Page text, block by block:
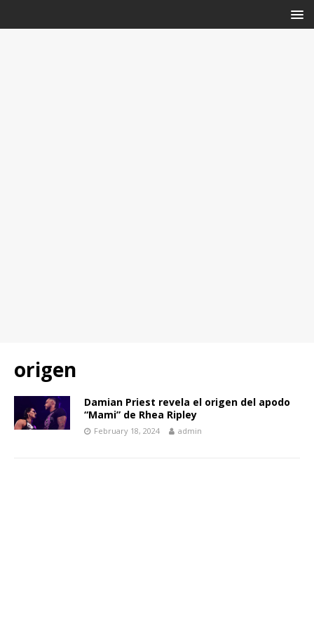
origen
Damian Priest revela el origen del apodo
“Mami” de Rhea Ripley
February 18, 2024 admin